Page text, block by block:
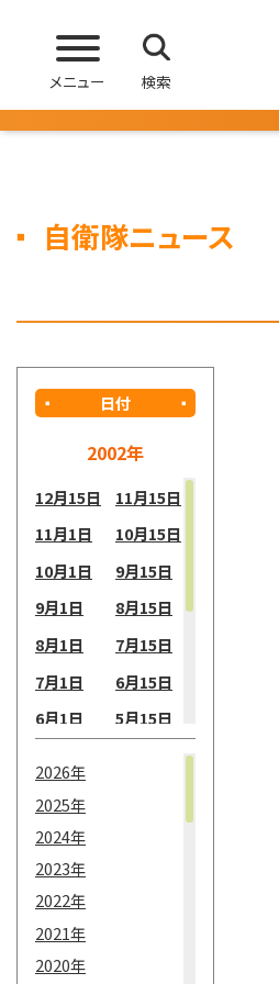
メニュー 検索
自衛隊ニュース
日付
2002年
12月15日
11月15日
11月1日
10月15日
10月1日
9月15日
9月1日
8月15日
8月1日
7月15日
7月1日
6月15日
6月1日
5月15日
3月1日
2月1日
1月1日
2026年
2025年
2024年
2023年
2022年
2021年
2020年